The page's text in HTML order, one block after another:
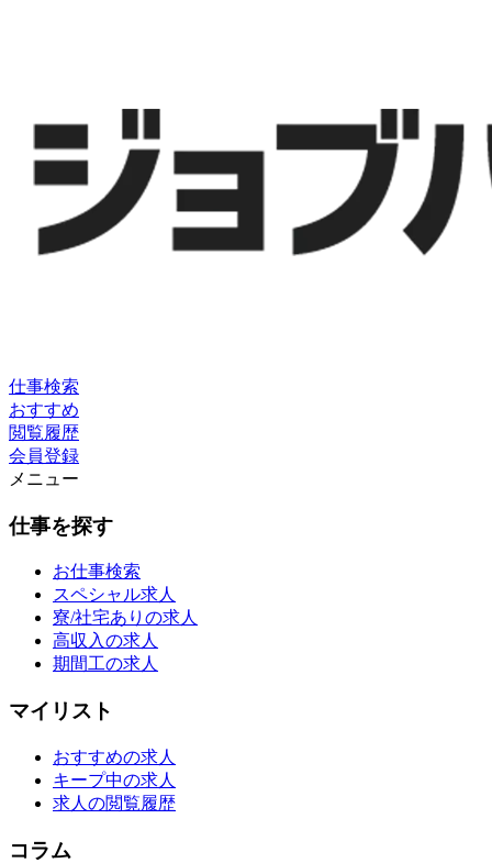
仕事検索
おすすめ
閲覧履歴
会員登録
メニュー
仕事を探す
お仕事検索
スペシャル求人
寮/社宅ありの求人
高収入の求人
期間工の求人
マイリスト
おすすめの求人
キープ中の求人
求人の閲覧履歴
コラム